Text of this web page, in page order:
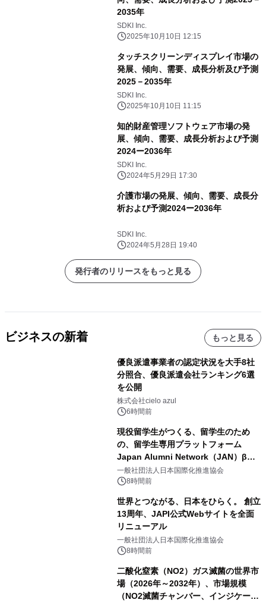
2035年
SDKI Inc.
2025年10月10日 12:15
タッチスクリーンディスプレイ市場の
発展、傾向、需要、成長分析及び予測
2025－2035年
SDKI Inc.
2025年10月10日 11:15
知的財産管理ソフトウェア市場の発
展、傾向、需要、成長分析および予測
2024ー2036年
SDKI Inc.
2024年5月29日 17:30
介護市場の発展、傾向、需要、成長分
析および予測2024ー2036年
SDKI Inc.
2024年5月28日 19:40
発行者のリリースをもっと見る
ビジネスの新着 もっと見る
優良派遣事業者の認定状況を大手8社
分照合、優良派遣会社ランキング6選
を公開
株式会社cielo azul
6時間前
現役留学生がつくる、留学生のため
の、留学生専用プラットフォーム
Japan Alumni Network（JAN）β版
をリリース
一般社団法人日本国際化推進協会
8時間前
世界とつながる、日本をひらく。 創立
13周年、JAPI公式Webサイトを全面
リニューアル
一般社団法人日本国際化推進協会
8時間前
二酸化窒素（NO2）ガス滅菌の世界市
場（2026年～2032年）、市場規模
（NO2滅菌チャンバー、インジケータ